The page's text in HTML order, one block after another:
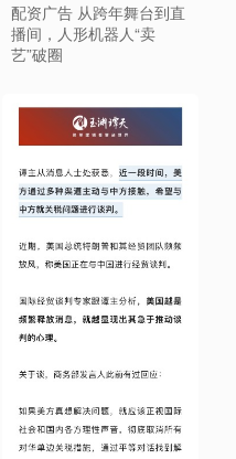
配资广告 从跨年舞台到直
播间，人形机器人“卖
艺”破圈